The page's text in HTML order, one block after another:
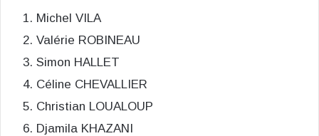
Michel VILA
Valérie ROBINEAU
Simon HALLET
Céline CHEVALLIER
Christian LOUALOUP
Djamila KHAZANI